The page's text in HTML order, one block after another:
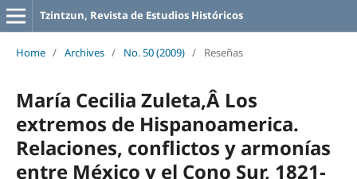
Tzintzun, Revista de Estudios Históricos
Home / Archives / No. 50 (2009) / Reseñas
María Cecilia Zuleta,Â Los
extremos de Hispanoamerica.
Relaciones, conflictos y armonías
entre México y el Cono Sur, 1821-